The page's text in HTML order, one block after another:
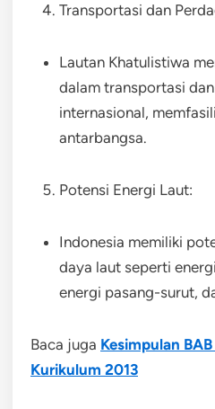
Transportasi dan
Lautan Khatulistiwa
dalam transportasi
internasional,
antarbangsa.
Potensi Energi Laut:
Indonesia memiliki
daya laut seperti
energi pasang-surut,
Baca juga Kesimpulan
Kurikulum 2013